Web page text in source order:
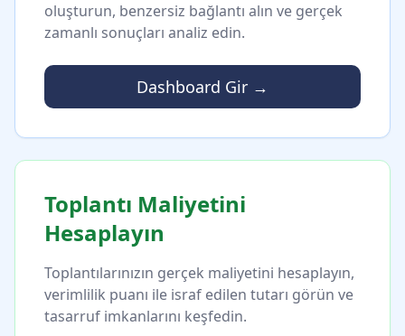
oluşturun, benzersiz bağlantı alın ve gerçek
zamanlı sonuçları analiz edin.
Dashboard Gir →
Toplantı Maliyetini
Hesaplayın
Toplantılarınızın gerçek maliyetini hesaplayın,
verimlilik puanı ile israf edilen tutarı görün ve
tasarruf imkanlarını keşfedin.